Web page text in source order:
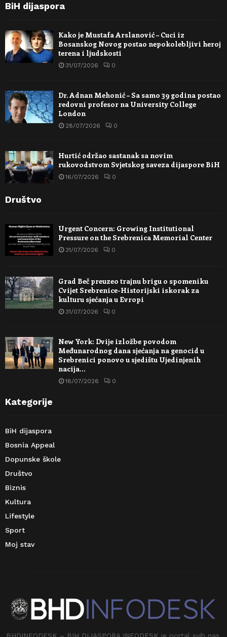
BiH dijaspora
Kako je Mustafa Arslanović – Cuci iz
Bosanskog Novog postao nepokolebljivi heroj
terena i ljudskosti
31/07/2026 0
Dr. Adnan Mehonić – Sa samo 39 godina postao
redovni profesor na University College
London
28/07/2026 0
Hurtić održao sastanak sa novim
rukovodstvom Svjetskog saveza dijaspore BiH
16/07/2026 0
Društvo
Urgent Concern: Growing Institutional
Pressure on the Srebrenica Memorial Center
31/07/2026 0
Grad Beč preuzeo trajnu brigu o spomeniku
Cvijet Srebrenice-Historijski iskorak za
kulturu sjećanja u Evropi
31/07/2026 0
New York: Dvije izložbe povodom
Međunarodnog dana sjećanja na genocid u
Srebrenici ponovo u sjedištu Ujedinjenih
nacija…
18/07/2026 0
Kategorije
BiH dijaspora
Bosnia Appeal
Dopunske škole
Društvo
Biznis
Kultura
Lifestyle
Sport
Moj stav